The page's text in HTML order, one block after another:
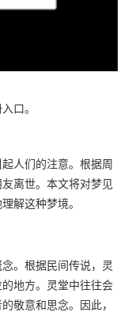
口。
人们的注意。根据周
离世。本文将对梦见
解这种梦境。
。根据民间传说，灵
地方。灵堂中往往会
敬意和思念。因此，